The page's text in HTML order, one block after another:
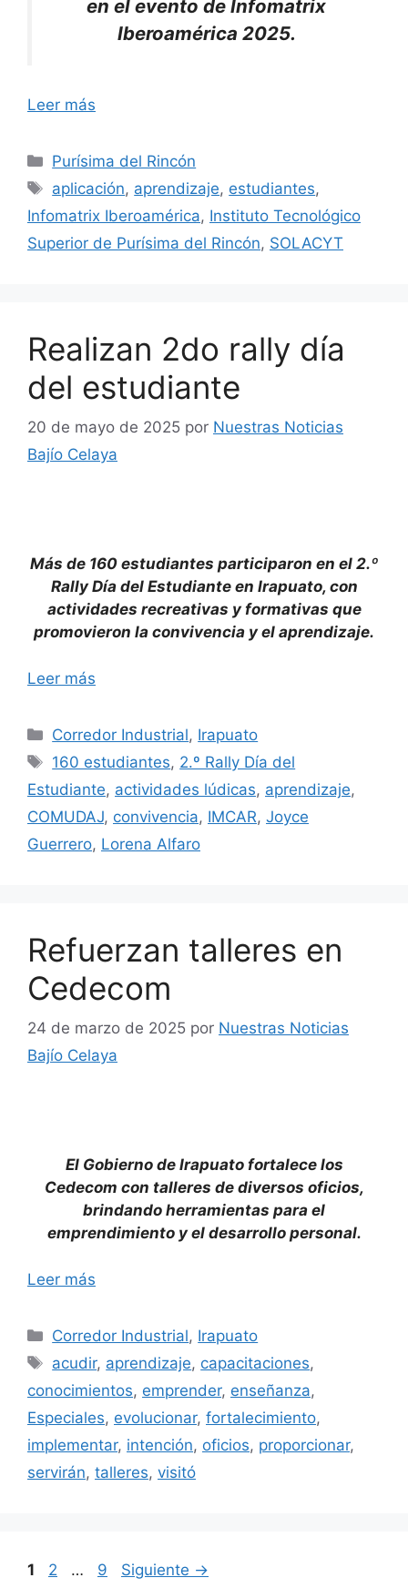
en el evento de Infomatrix
Iberoamérica 2025.
Leer más
Categorías
Purísima del Rincón
Etiquetas
aplicación, aprendizaje, estudiantes,
Infomatrix Iberoamérica, Instituto Tecnológico
Superior de Purísima del Rincón, SOLACYT
Realizan 2do rally día
del estudiante
20 de mayo de 2025 por Nuestras Noticias
Bajío Celaya
Más de 160 estudiantes participaron en el 2.º
Rally Día del Estudiante en Irapuato, con
actividades recreativas y formativas que
promovieron la convivencia y el aprendizaje.
Leer más
Categorías
Corredor Industrial, Irapuato
Etiquetas
160 estudiantes, 2.º Rally Día del
Estudiante, actividades lúdicas, aprendizaje,
COMUDAJ, convivencia, IMCAR, Joyce
Guerrero, Lorena Alfaro
Refuerzan talleres en
Cedecom
24 de marzo de 2025 por Nuestras Noticias
Bajío Celaya
El Gobierno de Irapuato fortalece los
Cedecom con talleres de diversos oficios,
brindando herramientas para el
emprendimiento y el desarrollo personal.
Leer más
Categorías
Corredor Industrial, Irapuato
Etiquetas
acudir, aprendizaje, capacitaciones,
conocimientos, emprender, enseñanza,
Especiales, evolucionar, fortalecimiento,
implementar, intención, oficios, proporcionar,
servirán, talleres, visitó
Página
1 Página
2 … Página
9 Siguiente →